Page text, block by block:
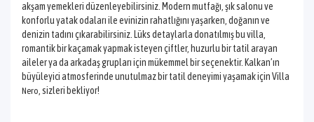
akşam yemekleri düzenleyebilirsiniz. Modern mutfağı, şık salonu ve
konforlu yatak odaları ile evinizin rahatlığını yaşarken, doğanın ve
denizin tadını çıkarabilirsiniz. Lüks detaylarla donatılmış bu villa,
romantik bir kaçamak yapmak isteyen çiftler, huzurlu bir tatil arayan
aileler ya da arkadaş grupları için mükemmel bir seçenektir. Kalkan’ın
büyüleyici atmosferinde unutulmaz bir tatil deneyimi yaşamak için Villa
Nero, sizleri bekliyor!